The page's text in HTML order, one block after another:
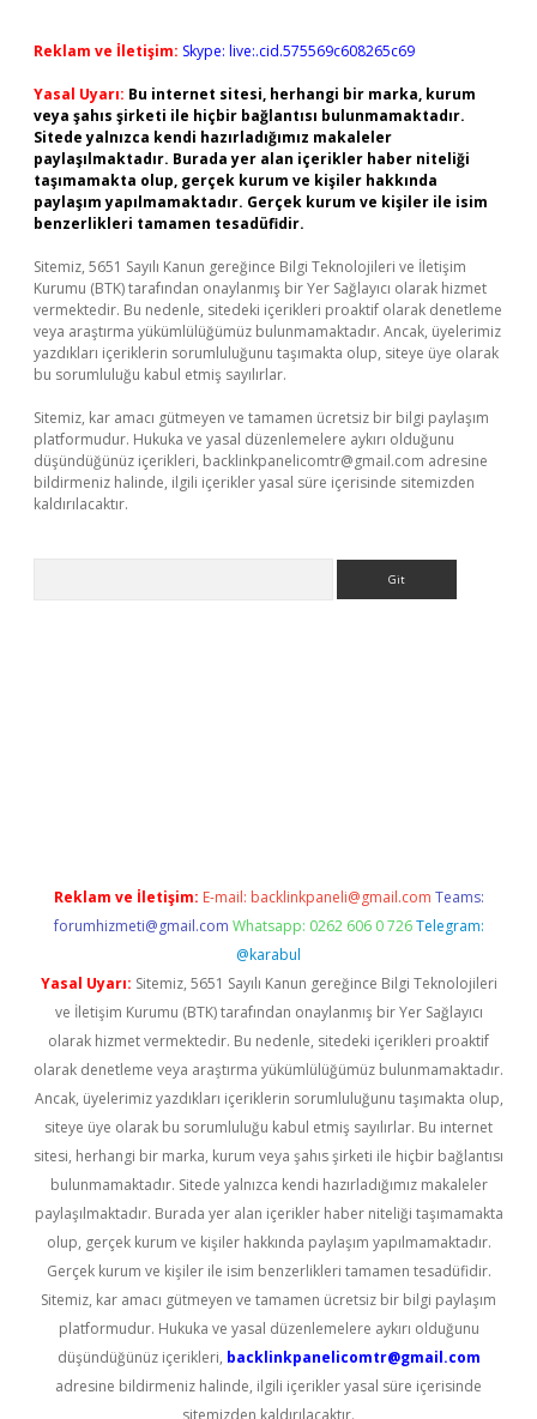
Reklam ve İletişim: Skype: live:.cid.575569c608265c69
Yasal Uyarı: Bu internet sitesi, herhangi bir marka, kurum
veya şahıs şirketi ile hiçbir bağlantısı bulunmamaktadır.
Sitede yalnızca kendi hazırladığımız makaleler
paylaşılmaktadır. Burada yer alan içerikler haber niteliği
taşımamakta olup, gerçek kurum ve kişiler hakkında
paylaşım yapılmamaktadır. Gerçek kurum ve kişiler ile isim
benzerlikleri tamamen tesadüfidir.
Sitemiz, 5651 Sayılı Kanun gereğince Bilgi Teknolojileri ve İletişim
Kurumu (BTK) tarafından onaylanmış bir Yer Sağlayıcı olarak hizmet
vermektedir. Bu nedenle, sitedeki içerikleri proaktif olarak denetleme
veya araştırma yükümlülüğümüz bulunmamaktadır. Ancak, üyelerimiz
yazdıkları içeriklerin sorumluluğunu taşımakta olup, siteye üye olarak
bu sorumluluğu kabul etmiş sayılırlar.
Sitemiz, kar amacı gütmeyen ve tamamen ücretsiz bir bilgi paylaşım
platformudur. Hukuka ve yasal düzenlemelere aykırı olduğunu
düşündüğünüz içerikleri, backlinkpanelicomtr@gmail.com adresine
bildirmeniz halinde, ilgili içerikler yasal süre içerisinde sitemizden
kaldırılacaktır.
Reklam ve İletişim: E-mail: backlinkpaneli@gmail.com Teams:
forumhizmeti@gmail.com Whatsapp: 0262 606 0 726 Telegram:
@karabul
Yasal Uyarı: Sitemiz, 5651 Sayılı Kanun gereğince Bilgi Teknolojileri
ve İletişim Kurumu (BTK) tarafından onaylanmış bir Yer Sağlayıcı
olarak hizmet vermektedir. Bu nedenle, sitedeki içerikleri proaktif
olarak denetleme veya araştırma yükümlülüğümüz bulunmamaktadır.
Ancak, üyelerimiz yazdıkları içeriklerin sorumluluğunu taşımakta olup,
siteye üye olarak bu sorumluluğu kabul etmiş sayılırlar. Bu internet
sitesi, herhangi bir marka, kurum veya şahıs şirketi ile hiçbir bağlantısı
bulunmamaktadır. Sitede yalnızca kendi hazırladığımız makaleler
paylaşılmaktadır. Burada yer alan içerikler haber niteliği taşımamakta
olup, gerçek kurum ve kişiler hakkında paylaşım yapılmamaktadır.
Gerçek kurum ve kişiler ile isim benzerlikleri tamamen tesadüfidir.
Sitemiz, kar amacı gütmeyen ve tamamen ücretsiz bir bilgi paylaşım
platformudur. Hukuka ve yasal düzenlemelere aykırı olduğunu
düşündüğünüz içerikleri, backlinkpanelicomtr@gmail.com
adresine bildirmeniz halinde, ilgili içerikler yasal süre içerisinde
sitemizden kaldırılacaktır.